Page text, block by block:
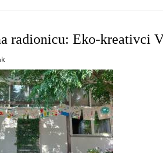
radionicu: Eko-kreativci